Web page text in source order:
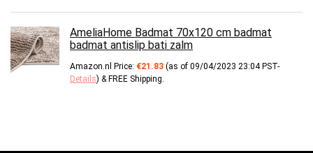
AmeliaHome Badmat 70x120 cm badmat
badmat antislip bati zalm
Amazon.nl Price: €21.83 (as of 09/04/2023 23:04 PST-
Details) & FREE Shipping.